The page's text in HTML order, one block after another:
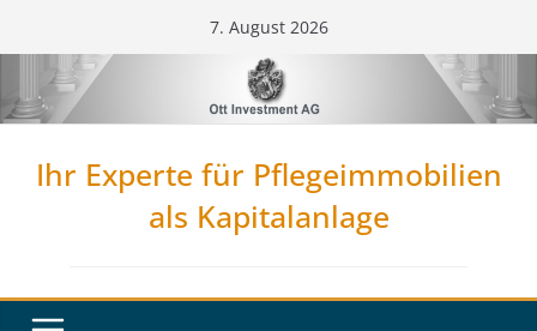
Inhalt
springen
7. August 2026
Ihr Experte für Pflegeimmobilien
als Kapitalanlage